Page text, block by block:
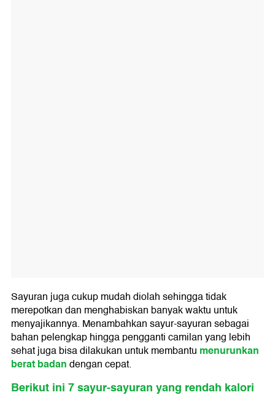
Sayuran juga cukup mudah diolah sehingga tidak
merepotkan dan menghabiskan banyak waktu untuk
menyajikannya. Menambahkan sayur-sayuran sebagai
bahan pelengkap hingga pengganti camilan yang lebih
sehat juga bisa dilakukan untuk membantu menurunkan
berat badandengan cepat.
Berikut ini 7 sayur-sayuran yang rendah kalori